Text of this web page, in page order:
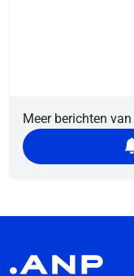
Meer berichten van